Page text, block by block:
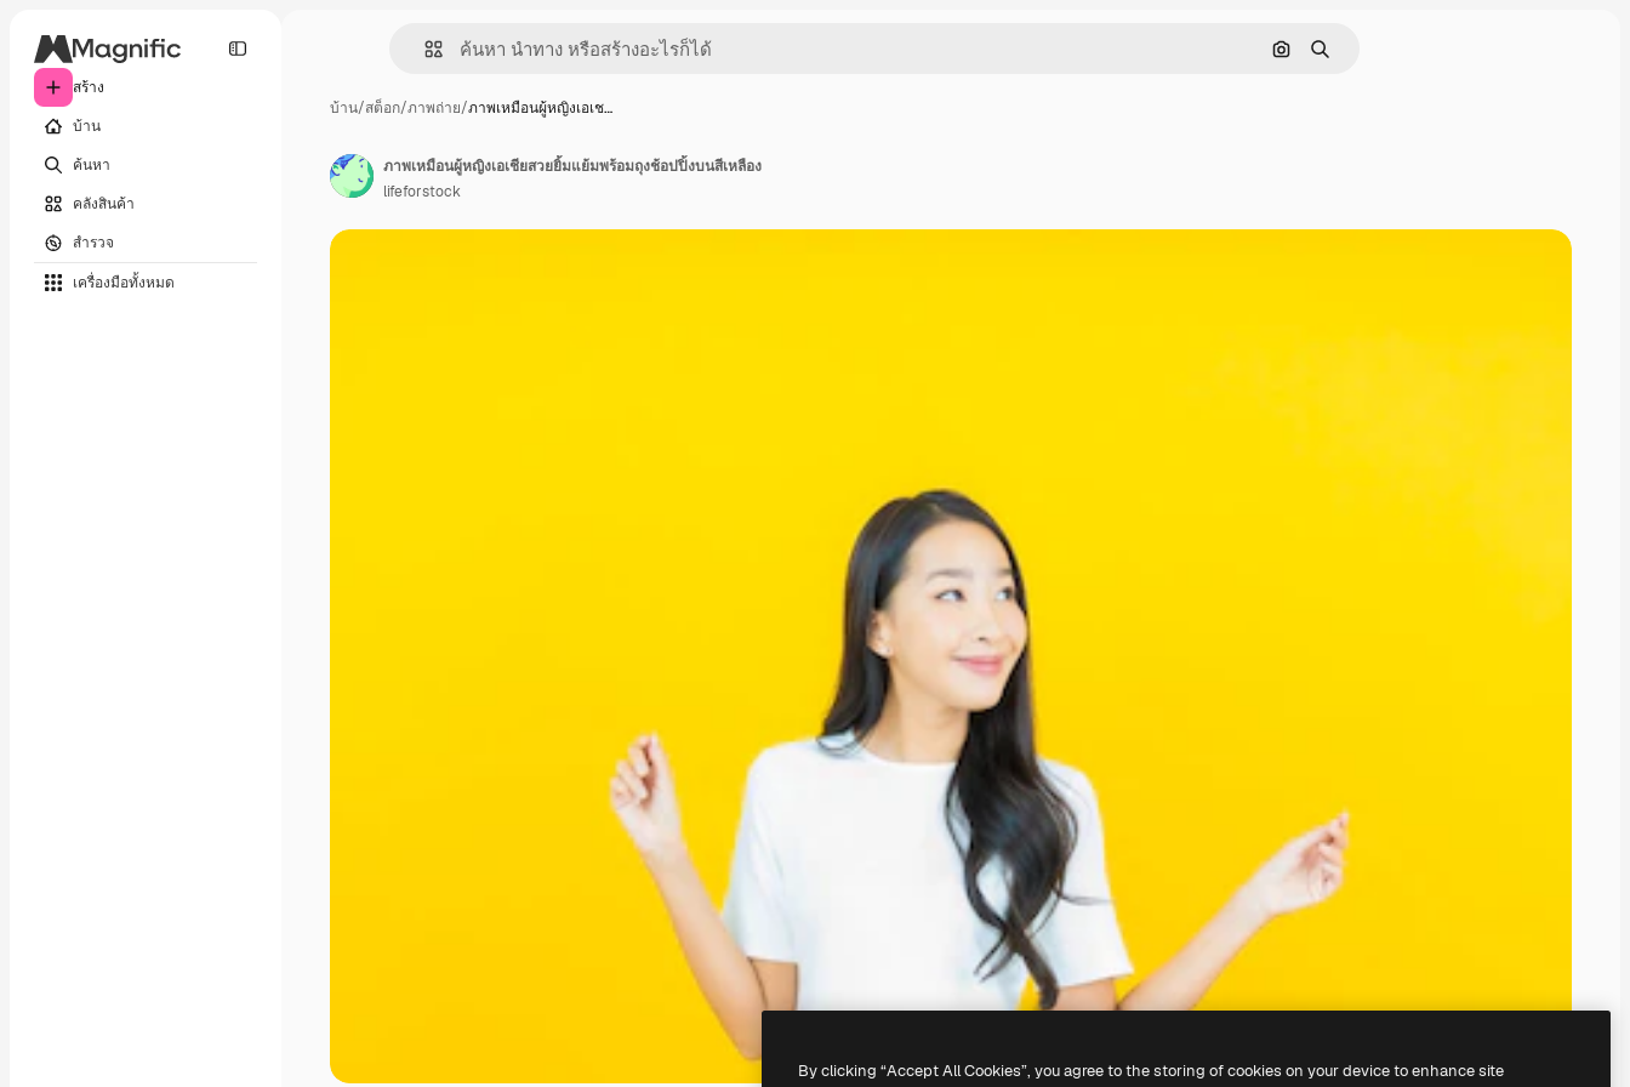
สร้าง
บ้าน
ค้นหา
คลังสินค้า
สำรวจ
เครื่องมือทั้งหมด
ค้นหาตามรูปภาพ
ค้นหา
บ้าน/สต็อก/ภาพถ่าย/ภาพเหมือนผู้หญิงเอเช…
ภาพเหมือนผู้หญิงเอเชียสวยยิ้มแย้มพร้อมถุงช้อปปิ้งบนสีเหลือง
lifeforstock
By clicking “Accept All Cookies”, you agree to the storing of cookies on your device to enhance site